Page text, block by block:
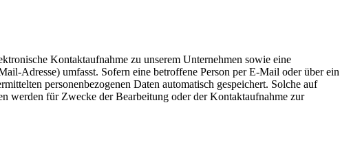
Kontaktaufnahme zu unserem Unternehmen sowie eine
Adresse) umfasst. Sofern eine betroffene Person per E-Mail oder über ein
personenbezogenen Daten automatisch gespeichert. Solche auf
werden für Zwecke der Bearbeitung oder der Kontaktaufnahme zur